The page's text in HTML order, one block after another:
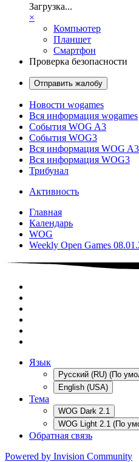
Загрузка...
×
Компьютер
Планшет
Смартфон
Проверка безопасности
Отправить жалобу
Новости wogames
Вся информация wogames
События WOG A3
События WOG3
Вся информация WOG A3
Вся информация WOG3
Трибунал
Активность
Главная
Календарь
WOG
Weekly Open Games
Язык
Русский (RU) (По
English (USA)
Тема
WOG Dark 2.1
WOG Light 2.1 (По
Обратная связь
Powered by Invision Community